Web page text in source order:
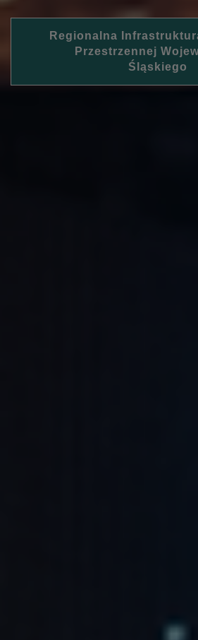
Regionalna
Przestrzennej
Śląskiego